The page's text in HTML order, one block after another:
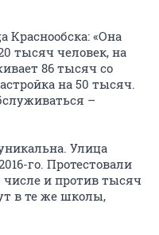
«Она
тысяч человек, на
86 тысяч со
на 50 тысяч.
–
Улица
го. Протестовали
и против тысяч
в те же школы,